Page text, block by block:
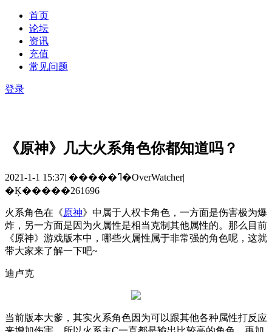
首页
论坛
资讯
充值
常见问题
登录
《原神》几大火系角色你都知道吗？
2021-1-1 15:37| �����ߣ�OverWatcher|
�Ķ�����261696
火系角色在《原神》中属于人权卡角色，一方面是伤害极为爆
炸，另一方面是因为火属性是相当克制其他属性的。那么目前
《原神》游戏版本中，哪些火属性属于非常强的角色呢，这就
带大家来了解一下吧~
迪卢克
当前版本大爹，其实火系角色因为可以跟其他各种属性打反应